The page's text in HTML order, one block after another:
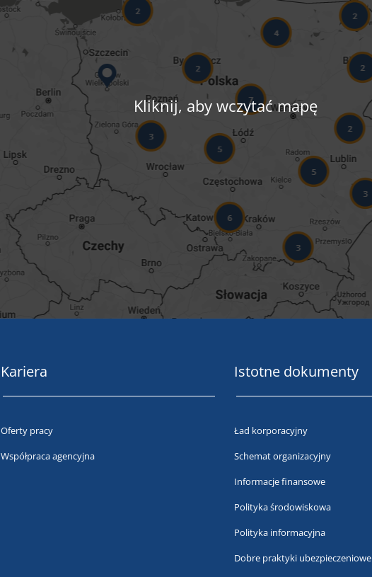
Kliknij, aby wczytać mapę
Kariera
Oferty pracy
Współpraca agencyjna
Istotne dokumenty
Ład korporacyjny
Schemat organizacyjny
Informacje finansowe
Polityka środowiskowa
Polityka informacyjna
Dobre praktyki ubezpieczeniowe